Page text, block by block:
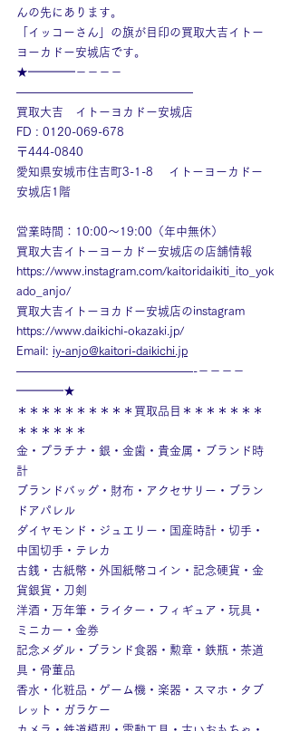
んの先にあります。
「イッコーさん」の旗が目印の買取大吉イトー
ヨーカドー安城店です。
★━━━━－－－－
———————————————
買取大吉　イトーヨカドー安城店
FD : 0120-069-678
〒444-0840
愛知県安城市住吉町3-1-8　 イトーヨーカドー
安城店1階
営業時間：10:00～19:00（年中無休）
買取大吉イトーヨーカドー安城店の店舗情報
https://www.instagram.com/kaitoridaikiti_ito_yok
ado_anjo/
買取大吉イトーヨカドー安城店のinstagram
https://www.daikichi-okazaki.jp/
Email: iy-anjo@kaitori-daikichi.jp
———————————————-－－－－
━━━━★
＊＊＊＊＊＊＊＊＊＊買取品目＊＊＊＊＊＊＊
＊＊＊＊＊＊
金・プラチナ・銀・金歯・貴金属・ブランド時
計
ブランドバッグ・財布・アクセサリー・ブラン
ドアパレル
ダイヤモンド・ジュエリー・国産時計・切手・
中国切手・テレカ
古銭・古紙幣・外国紙幣コイン・記念硬貨・金
貨銀貨・刀剣
洋酒・万年筆・ライター・フィギュア・玩具・
ミニカー・金券
記念メダル・ブランド食器・勲章・鉄瓶・茶道
具・骨董品
香水・化粧品・ゲーム機・楽器・スマホ・タブ
レット・ガラケー